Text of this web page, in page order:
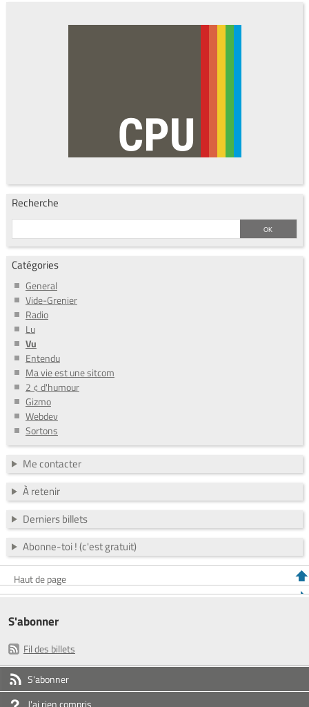
Recherche
Catégories
General
Vide-Grenier
Radio
Lu
Vu
Entendu
Ma vie est une sitcom
2 ¢ d'humour
Gizmo
Webdev
Sortons
Me contacter
À retenir
Derniers billets
Abonne-toi ! (c'est gratuit)
Haut de page
S'abonner
Fil des billets
S'abonner
J'ai rien compris